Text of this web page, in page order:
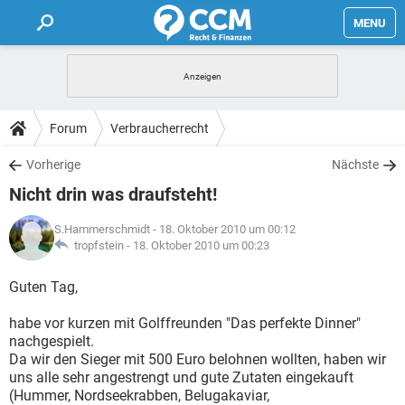
MENU
FORUM
TIPPS
Forum Verbraucherrecht
Vorherige Nächste
Nicht drin was draufsteht!
S.Hammerschmidt - 18. Oktober 2010 um 00:12
tropfstein - 18. Oktober 2010 um 00:23
Guten Tag,
habe vor kurzen mit Golffreunden "Das perfekte Dinner"
nachgespielt.
Da wir den Sieger mit 500 Euro belohnen wollten, haben wir
uns alle sehr angestrengt und gute Zutaten eingekauft
(Hummer, Nordseekrabben, Belugakaviar,